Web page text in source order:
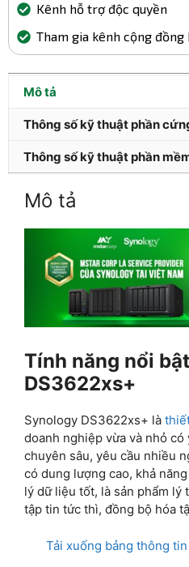
Kênh hỗ trợ độc quyền
Tham gia kênh cộng đồng
Mô tả
Thông số kỹ thuật phần
Thông số kỹ thuật phần
Mô tả
Tính năng nổi
DS3622xs+
Synology DS3622xs+ là
doanh nghiệp vừa và nhỏ có
chuyên sâu, yêu cầu nhiều
có dung lượng cao, khả
lý dữ liệu tốt, là sản phẩm lý
tập tin tức thì, đồng bộ hóa
Tải xuống bảng thông